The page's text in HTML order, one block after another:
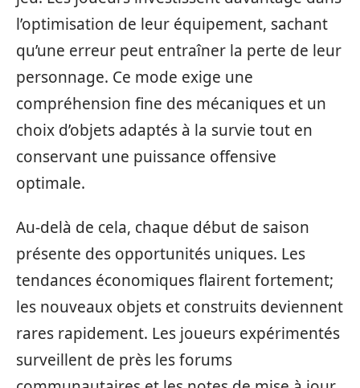
l’optimisation de leur équipement, sachant
qu’une erreur peut entraîner la perte de leur
personnage. Ce mode exige une
compréhension fine des mécaniques et un
choix d’objets adaptés à la survie tout en
conservant une puissance offensive
optimale.
Au-delà de cela, chaque début de saison
présente des opportunités uniques. Les
tendances économiques flairent fortement;
les nouveaux objets et construits deviennent
rares rapidement. Les joueurs expérimentés
surveillent de près les forums